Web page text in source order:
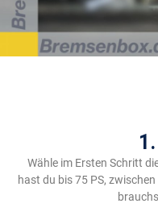
Wähle im Ersten Schritt
hast du bis 75 PS,